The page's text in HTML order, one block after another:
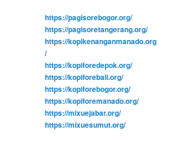
https://pagisorebogor.org/
https://pagisoretangerang.org/
https://kopikenanganmanado.org
/
https://kopiforedepok.org/
https://kopiforebali.org/
https://kopiforebogor.org/
https://kopiforemanado.org/
https://mixuejabar.org/
https://mixuesumut.org/